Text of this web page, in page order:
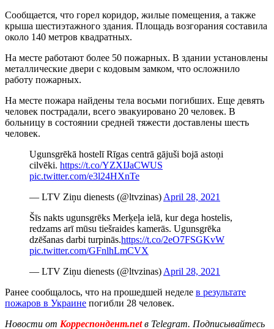
Сообщается, что горел коридор, жилые помещения, а также
крыша шестиэтажного здания. Площадь возгорания составила
около 140 метров квадратных.
На месте работают более 50 пожарных. В здании установлены
металлические двери с кодовым замком, что осложнило
работу пожарных.
На месте пожара найдены тела восьми погибших. Еще девять
человек пострадали, всего эвакуировано 20 человек. В
больницу в состоянии средней тяжести доставлены шесть
человек.
Ugunsgrēkā hostelī Rīgas centrā gājuši bojā astoņi
cilvēki. https://t.co/YZXIJaCWUS
pic.twitter.com/e3l24HXnTe
— LTV Ziņu dienests (@ltvzinas) April 28, 2021
Šīs nakts ugunsgrēks Merķeļa ielā, kur dega hostelis,
redzams arī mūsu tiešraides kamerās. Ugunsgrēka
dzēšanas darbi turpinās.https://t.co/2eO7FSGKvW
pic.twitter.com/GFnlhLmCVX
— LTV Ziņu dienests (@ltvzinas) April 28, 2021
Ранее сообщалось, что на прошедшей неделе в результате
пожаров в Украине погибли 28 человек.
Новости от Корреспондент.netв Telegram. Подписывайтесь